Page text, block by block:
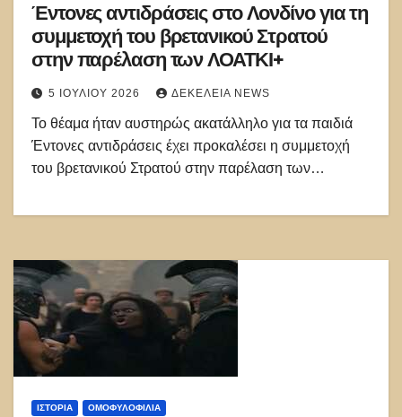
Έντονες αντιδράσεις στο Λονδίνο για τη
συμμετοχή του βρετανικού Στρατού
στην παρέλαση των ΛΟΑΤΚΙ+
5 ΙΟΥΛΊΟΥ 2026 ΔΕΚΈΛΕΙΑ NEWS
Το θέαμα ήταν αυστηρώς ακατάλληλο για τα παιδιά
Έντονες αντιδράσεις έχει προκαλέσει η συμμετοχή
του βρετανικού Στρατού στην παρέλαση των…
ΙΣΤΟΡΊΑ ΟΜΟΦΥΛΟΦΙΛΊΑ